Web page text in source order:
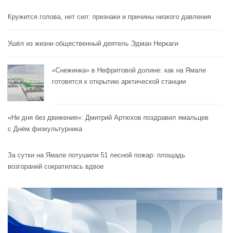
Кружится голова, нет сил: признаки и причины низкого давления
Ушёл из жизни общественный деятель Эдман Неркаги
«Снежинка» в Нефритовой долине: как на Ямале
готовятся к открытию арктической станции
«Ни дня без движения»: Дмитрий Артюхов поздравил ямальцев
с Днём физкультурника
За сутки на Ямале потушили 51 лесной пожар: площадь
возгораний сократилась вдвое